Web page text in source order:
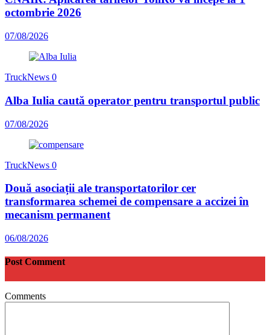
octombrie 2026
07/08/2026
TruckNews 0
Alba Iulia caută operator pentru transportul public
07/08/2026
TruckNews 0
Două asociații ale transportatorilor cer
transformarea schemei de compensare a accizei în
mecanism permanent
06/08/2026
Post Comment
Comments